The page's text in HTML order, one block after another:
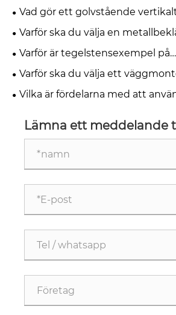
under skrivbordet nödvändig för
kontorskomfort
Vad gör ett golvstående
den mest effektiva lösningen för
detaljhandels- och
Varför ska du välja en
keramisk displayhylla för din butik
Varför är tegelstensexempel på
mässutställningsställen viktiga
utställningslokaler
Varför ska du välja ett
mässan för att förbättra din
Vilka är fördelarna med att
Lämna ett meddelande